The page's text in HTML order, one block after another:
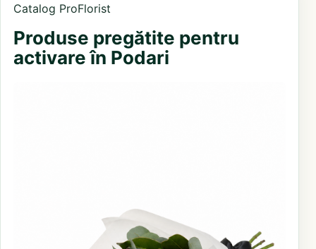
Catalog ProFlorist
Produse pregătite pentru
activare în Podari